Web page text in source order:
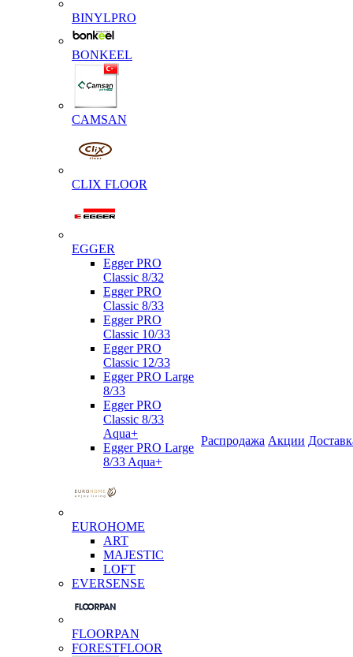
BINYLPRO
BONKEEL
CAMSAN
CLIX FLOOR
EGGER
Egger PRO
Classic 8/32
Egger PRO
Classic 8/33
Egger PRO
Classic 10/33
Egger PRO
Classic 12/33
Egger PRO Large
8/33
Egger PRO
Classic 8/33
Aqua+
Egger PRO Large
8/33 Aqua+
EUROHOME
ART
MAJESTIC
LOFT
EVERSENSE
FLOORPAN
FORESTFLOOR
Распродажа Акции